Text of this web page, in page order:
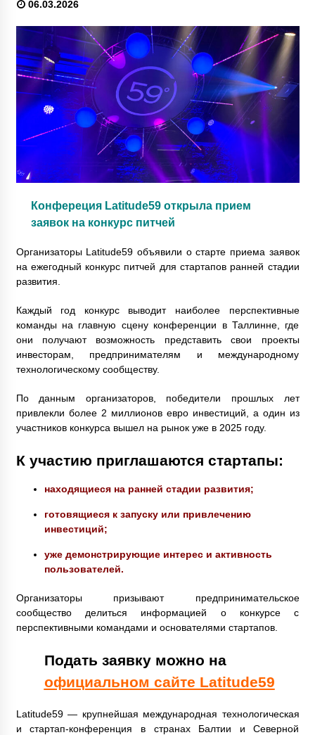
06.03.2026
Конфереция Latitude59 открыла прием
заявок на конкурс питчей
Организаторы Latitude59 объявили о старте приема заявок
на ежегодный конкурс питчей для стартапов ранней стадии
развития.
Каждый год конкурс выводит наиболее перспективные
команды на главную сцену конференции в Таллинне, где
они получают возможность представить свои проекты
инвесторам, предпринимателям и международному
технологическому сообществу.
По данным организаторов, победители прошлых лет
привлекли более 2 миллионов евро инвестиций, а один из
участников конкурса вышел на рынок уже в 2025 году.
К участию приглашаются стартапы:
находящиеся на ранней стадии развития;
готовящиеся к запуску или привлечению
инвестиций;
уже демонстрирующие интерес и активность
пользователей.
Организаторы призывают предпринимательское
сообщество делиться информацией о конкурсе с
перспективными командами и основателями стартапов.
Подать заявку можно на
официальном сайте Latitude59
Latitude59 — крупнейшая международная технологическая
и стартап-конференция в странах Балтии и Северной